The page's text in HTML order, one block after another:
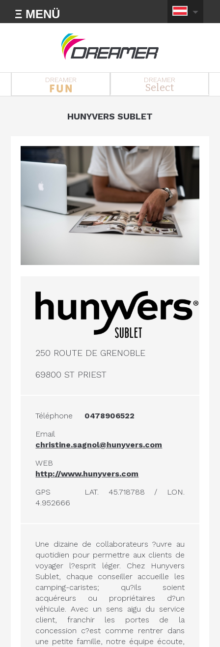
Ξ MENÜ
DREAMER DREAMER
Select
HUNYVERS SUBLET
250 ROUTE DE GRENOBLE
69800 ST PRIEST
Téléphone
0478906522
Email
christine.sagnol@hunyvers.com
WEB
http://www.hunyvers.com
GPS
LAT. 45.718788 / LON.
4.952666
Une dizaine de collaborateurs ?uvre au
quotidien pour permettre aux clients de
voyager l?esprit léger. Chez Hunyvers
Sublet, chaque conseiller accueille les
camping-caristes; qu?ils soient
acquéreurs ou propriétaires d?un
véhicule. Avec un sens aigu du service
client, franchir les portes de la
concession c?est comme rentrer dans
une petite famille, notre équipe écoute,